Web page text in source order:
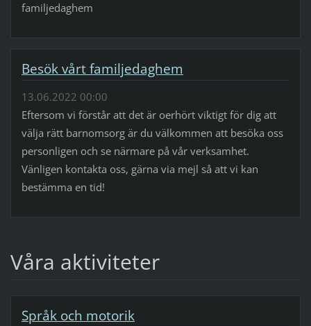
familjedaghem
Besök vårt familjedaghem
13.06.2022 00:00
Eftersom vi förstår att det är oerhört viktigt för dig att
välja rätt barnomsorg är du välkommen att besöka oss
personligen och se närmare på vår verksamhet.
Vänligen kontakta oss, gärna via mejl så att vi kan
bestämma en tid!
Våra aktiviteter
Språk och motorik